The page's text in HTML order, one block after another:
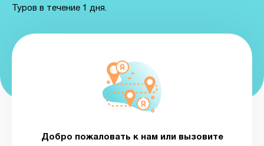
Туров в течение 1 дня.
Добро пожаловать к нам или вызовите